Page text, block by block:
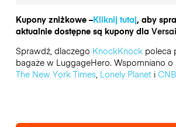
Kupony zniżkowe –Kliknij tutaj, aby
aktualnie dostępne są kupony dla
Sprawdź, dlaczego KnockKnockpoleca
bagaże w LuggageHero. Wspomniano o
The New York Times, Lonely Planeti